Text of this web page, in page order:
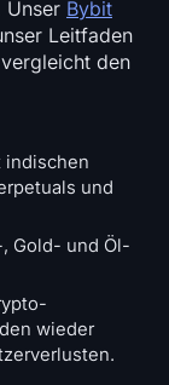
Unser Bybit
Leitfaden
vergleicht den
indischen
und
Gold- und Öl-
wieder